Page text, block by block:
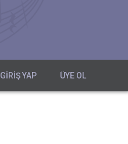
GIRIŞ YAP ÜYE OL